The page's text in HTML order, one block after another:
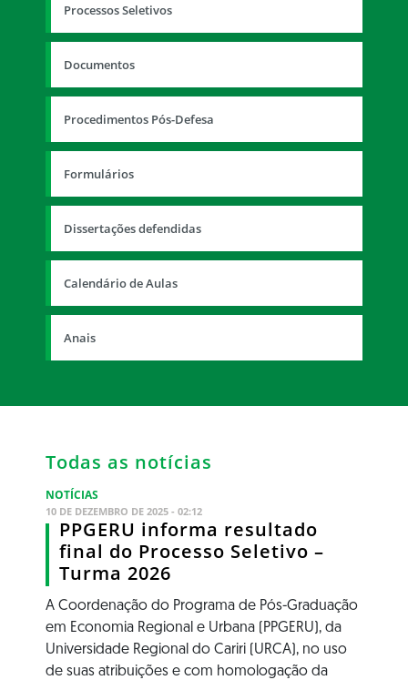
Processos Seletivos
Documentos
Procedimentos Pós-Defesa
Formulários
Dissertações defendidas
Calendário de Aulas
Anais
Todas as notícias
NOTÍCIAS
10 DE DEZEMBRO DE 2025 - 02:12
PPGERU informa resultado
final do Processo Seletivo –
Turma 2026
A Coordenação do Programa de Pós-Graduação
em Economia Regional e Urbana (PPGERU), da
Universidade Regional do Cariri (URCA), no uso
de suas atribuições e com homologação da